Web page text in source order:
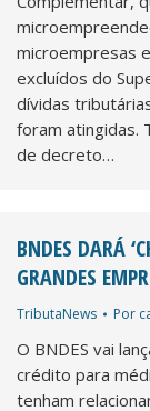
microempresas
excluídos do
dívidas
foram atingidas.
de decreto…
BNDES DARÁ
GRANDES
TributaNews Por
O BNDES vai
crédito para
tenham